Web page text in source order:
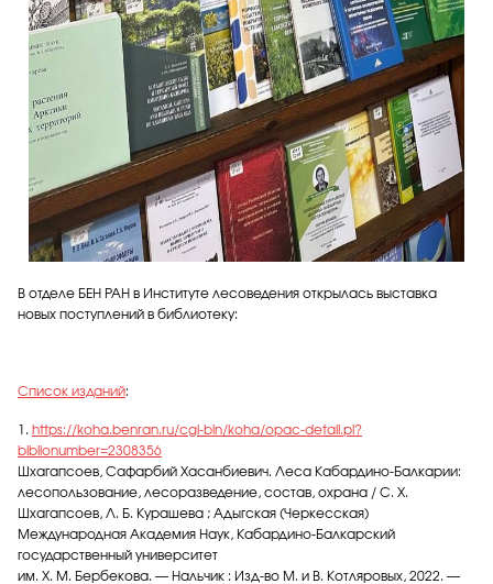
В отделе БЕН РАН в Институте лесоведения открылась выставка
новых поступлений в библиотеку:
Список изданий:
1. https://koha.benran.ru/cgi-bin/koha/opac-detail.pl?
biblionumber=2308356
Шхагапсоев, Сафарбий Хасанбиевич. Леса Кабардино-Балкарии:
лесопользование, лесоразведение, состав, охрана / С. Х.
Шхагапсоев, Л. Б. Курашева ; Адыгская (Черкесская)
Международная Академия Наук, Кабардино-Балкарский
государственный университет
им. Х. М. Бербекова. — Нальчик : Изд-во М. и В. Котляровых, 2022. —